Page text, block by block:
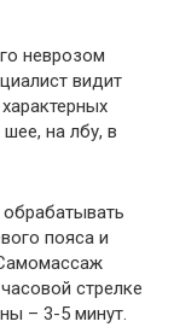
неврозом
видит
на лбу, в
пояса и
стрелке
– 3-5 минут.